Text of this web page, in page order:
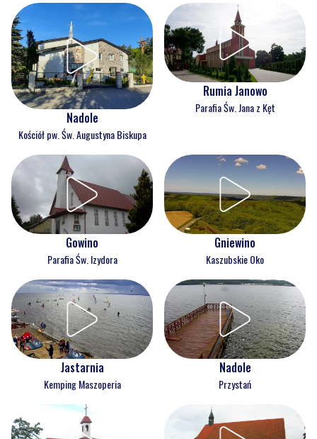
Nadole
Kościół pw. Św. Augustyna Biskupa
Rumia Janowo
Parafia Św. Jana z Kęt
Gowino
Parafia Św. Izydora
Gniewino
Kaszubskie Oko
Jastarnia
Kemping Maszoperia
Nadole
Przystań